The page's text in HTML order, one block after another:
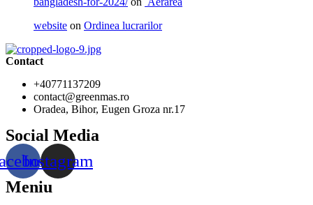
website on Ordinea lucrarilor
Contact
+40771137209
contact@greenmas.ro
Oradea, Bihor, Eugen Groza nr.17
Social Media
Instagram
Meniu